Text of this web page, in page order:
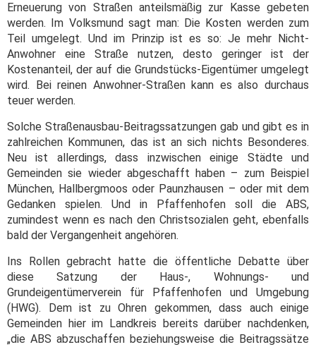
Erneuerung von Straßen anteilsmäßig zur Kasse gebeten
werden. Im Volksmund sagt man: Die Kosten werden zum
Teil umgelegt. Und im Prinzip ist es so: Je mehr Nicht-
Anwohner eine Straße nutzen, desto geringer ist der
Kostenanteil, der auf die Grundstücks-Eigentümer umgelegt
wird. Bei reinen Anwohner-Straßen kann es also durchaus
teuer werden.
Solche Straßenausbau-Beitragssatzungen gab und gibt es in
zahlreichen Kommunen, das ist an sich nichts Besonderes.
Neu ist allerdings, dass inzwischen einige Städte und
Gemeinden sie wieder abgeschafft haben – zum Beispiel
München, Hallbergmoos oder Paunzhausen – oder mit dem
Gedanken spielen. Und in Pfaffenhofen soll die ABS,
zumindest wenn es nach den Christsozialen geht, ebenfalls
bald der Vergangenheit angehören.
Ins Rollen gebracht hatte die öffentliche Debatte über
diese Satzung der Haus-, Wohnungs- und
Grundeigentümerverein für Pfaffenhofen und Umgebung
(HWG). Dem ist zu Ohren gekommen, dass auch einige
Gemeinden hier im Landkreis bereits darüber nachdenken,
„die ABS abzuschaffen beziehungsweise die Beitragssätze